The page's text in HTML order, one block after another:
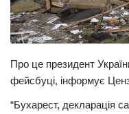
Про це президент
фейсбуці, інформує
“Бухарест, декларація